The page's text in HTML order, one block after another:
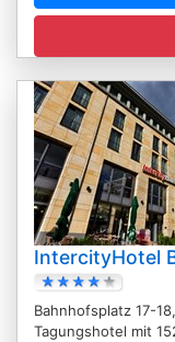
IntercityHotel
Bahnhofsplatz 17-
Tagungshotel mit